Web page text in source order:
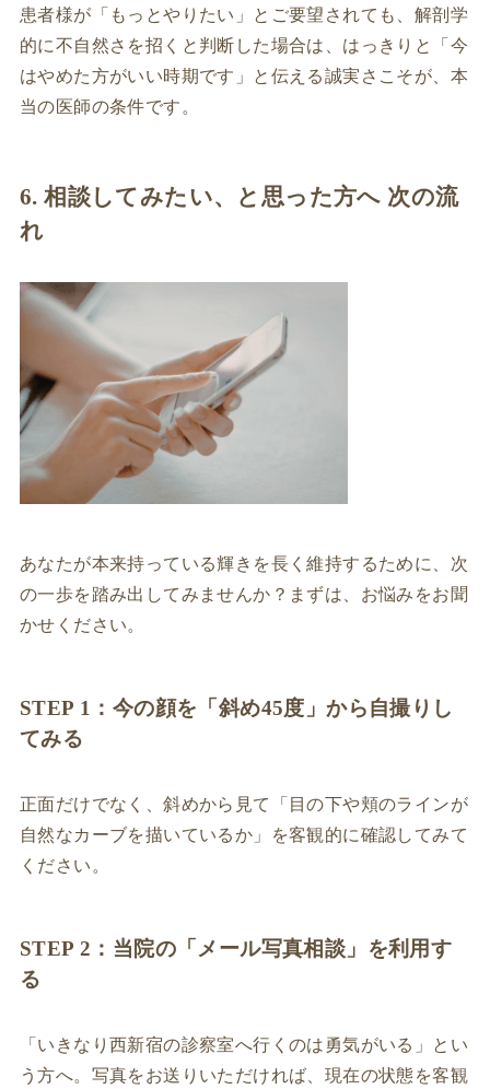
患者様が「もっとやりたい」とご要望されても、解剖学
的に不自然さを招くと判断した場合は、はっきりと「今
はやめた方がいい時期です」と伝える誠実さこそが、本
当の医師の条件です。
6. 相談してみたい、と思った方へ 次の流
れ
あなたが本来持っている輝きを長く維持するために、次
の一歩を踏み出してみませんか？まずは、お悩みをお聞
かせください。
STEP 1：今の顔を「斜め45度」から自撮りし
てみる
正面だけでなく、斜めから見て「目の下や頬のラインが
自然なカーブを描いているか」を客観的に確認してみて
ください。
STEP 2：当院の「メール写真相談」を利用す
る
「いきなり西新宿の診察室へ行くのは勇気がいる」とい
う方へ。写真をお送りいただければ、現在の状態を客観